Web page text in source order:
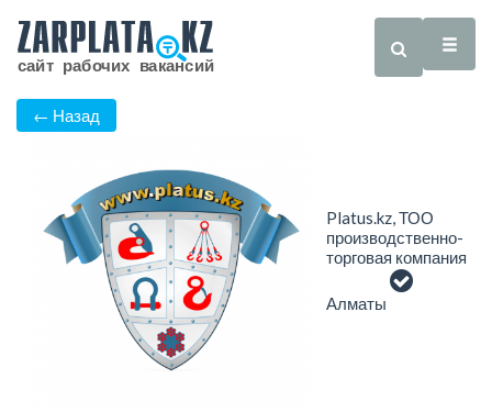
← Назад
Platus.kz, ТОО
производственно-
торговая компания
Алматы